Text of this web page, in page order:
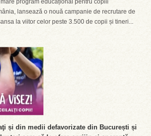
program educațional pentru copiii
lansează o nouă campanie de recrutare de
la viitor celor peste 3.500 de copii și tineri...
și din medii defavorizate din București și